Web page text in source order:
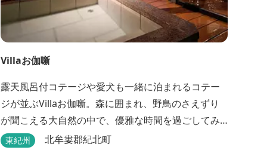
Villaお伽噺
露天風呂付コテージや愛犬も一緒に泊まれるコテー
ジが並ぶVillaお伽噺。森に囲まれ、野鳥のさえずり
が聞こえる大自然の中で、優雅な時間を過ごしてみ
ませんか。
東紀州 北牟婁郡紀北町